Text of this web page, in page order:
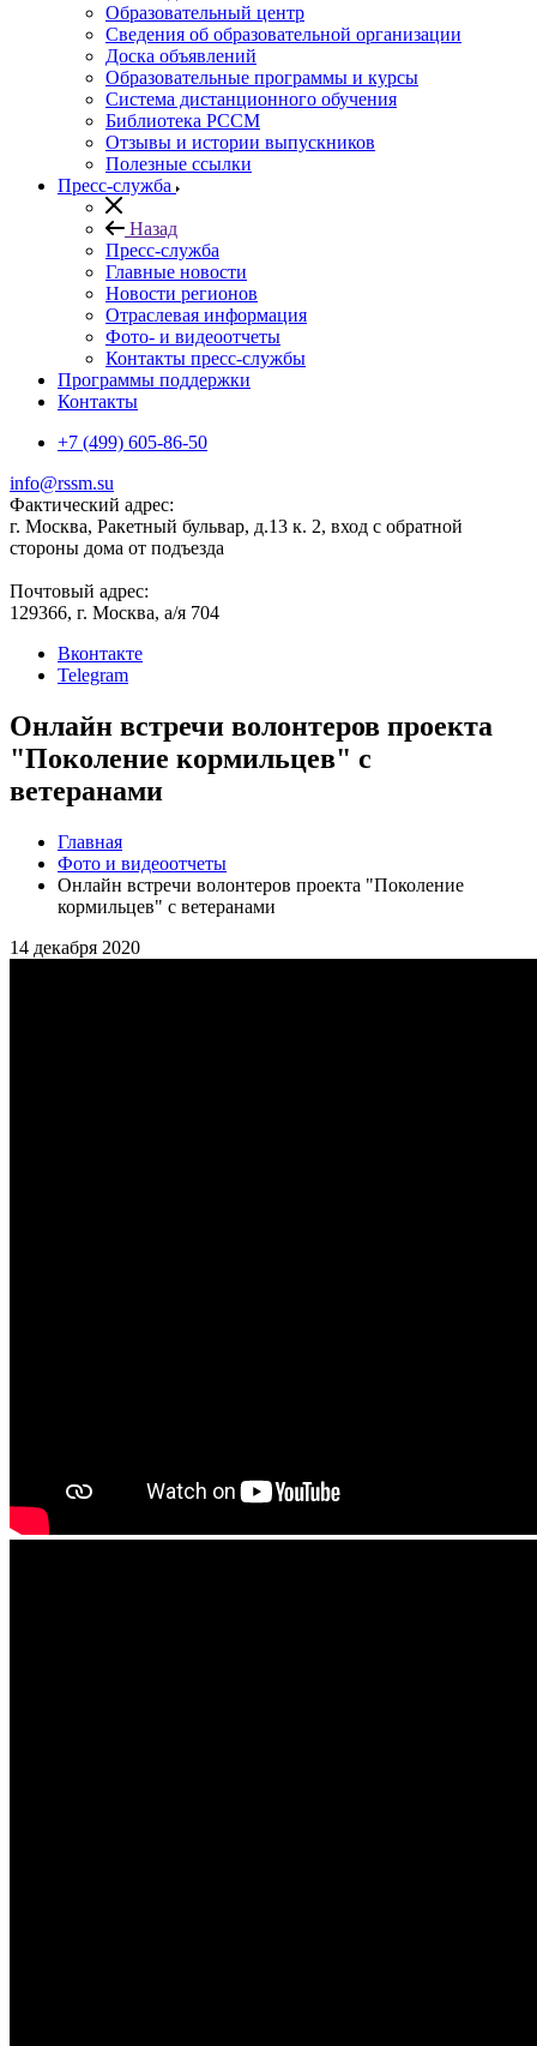
Образовательный центр
Сведения об образовательной организации
Доска объявлений
Образовательные программы и курсы
Система дистанционного обучения
Библиотека РССМ
Отзывы и истории выпускников
Полезные ссылки
Пресс-служба
Назад
Пресс-служба
Главные новости
Новости регионов
Отраслевая информация
Фото- и видеоотчеты
Контакты пресс-службы
Программы поддержки
Контакты
+7 (499) 605-86-50
info@rssm.su
Фактический адрес:
г. Москва, Ракетный бульвар, д.13 к. 2, вход с обратной
стороны дома от подъезда
Почтовый адрес:
129366, г. Москва, а/я 704
Вконтакте
Telegram
Онлайн встречи волонтеров проекта
"Поколение кормильцев" с
ветеранами
Главная
Фото и видеоотчеты
Онлайн встречи волонтеров проекта "Поколение
кормильцев" с ветеранами
14 декабря 2020